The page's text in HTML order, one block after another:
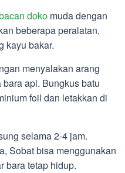
doko muda dengan
beberapa peralatan,
kayu bakar.
menyalakan arang
api. Bungkus batu
foil dan letakkan di
selama 2-4 jam.
Sobat bisa menggunakan
bara tetap hidup.